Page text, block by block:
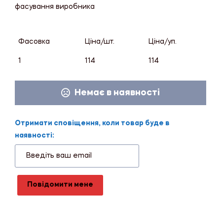
фасування виробника
Фасовка Ціна/шт. Ціна/уп.
1 114 114
Немає в наявності
Отримати сповіщення, коли товар буде в
наявності:
Повідомити мене